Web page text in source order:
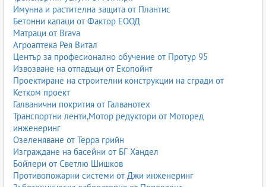
Имунна и растителна защита от Плантис
Бетонни капаци от Фактор ЕООД
Матраци от Brava
Агроаптека Рея Витал
Център за професионално обучение от Протур 95
Извозване на отпадъци от Екопойнт
Проектиране на строителни конструкции на сгради от
Кетком проект
Галванични покрития от Галванотех
Транспортни ленти,Мотор редуктори от Моторед
инженеринг
Озеленяване от Терра грийн
Изграждане на басейни от БГ Хандел
Бойлери от Светлю Шишков
Противопожарни системи от Джи инженеринг